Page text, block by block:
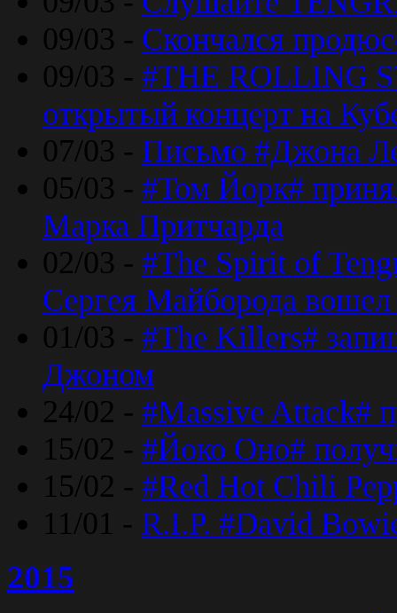
09/03 - Скончался
09/03 - #THE ROLLING
открытый концерт на
07/03 - Письмо #Джона
05/03 - #Том Йорк#
Марка Притчарда
02/03 - #The Spirit of
Сергея Майборода
01/03 - #The Killers#
Джоном
24/02 - #Massive Attack#
15/02 - #Йоко Оно#
15/02 - #Red Hot Chili
11/01 - R.I.P. #David
2015